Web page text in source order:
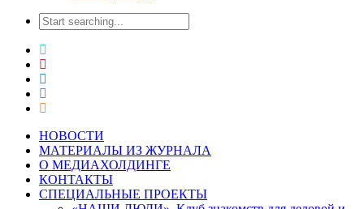
НОВОСТИ
МАТЕРИАЛЫ ИЗ ЖУРНАЛА
О МЕДИАХОЛДИНГЕ
КОНТАКТЫ
СПЕЦИАЛЬНЫЕ ПРОЕКТЫ